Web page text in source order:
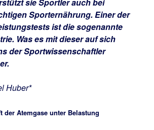
sie Sportler auch bei
Sporternährung. Einer der
ist die sogenannte
Was es mit dieser auf sich
der Sportwissenschaftler
Huber*
der Atemgase unter Belastung